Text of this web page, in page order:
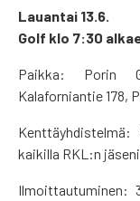
Lauantai 13.6.
Golf klo 7:30
Paikka: Porin
Kalaforniantie 178,
kaikilla RKL:n
Ilmoittautuminen: